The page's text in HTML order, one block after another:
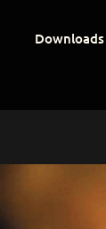
Downloads